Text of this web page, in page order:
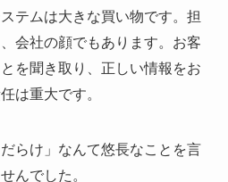
テムは大きな買い物です。担
会社の顔でもあります。お客
を聞き取り、正しい情報をお
は重大です。
らけ」なんて悠長なことを言
んでした。